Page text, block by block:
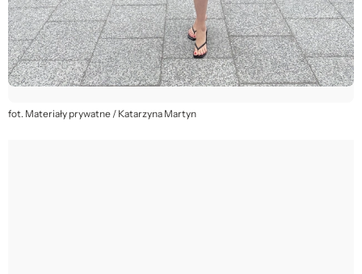
fot. Materiały prywatne / Katarzyna Martyn